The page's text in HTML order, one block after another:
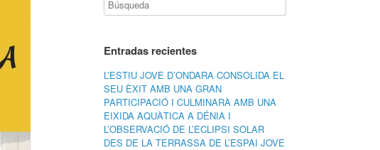
Entradas recientes
L’ESTIU JOVE D’ONDARA CONSOLIDA EL
SEU ÈXIT AMB UNA GRAN
PARTICIPACIÓ I CULMINARÀ AMB UNA
EIXIDA AQUÀTICA A DÉNIA I
L’OBSERVACIÓ DE L’ECLIPSI SOLAR
DES DE LA TERRASSA DE L’ESPAI JOVE